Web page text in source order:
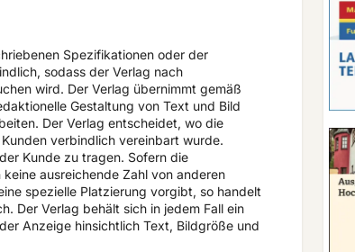
Spezifikationen oder der
sodass der Verlag nach
wird. Der Verlag übernimmt gemäß
Gestaltung von Text und Bild
Der Verlag entscheidet, wo die
verbindlich vereinbart wurde.
Kunde zu tragen. Sofern die
ausreichende Zahl von anderen
spezielle Platzierung vorgibt, so handelt
Der Verlag behält sich in jedem Fall ein
Anzeige hinsichtlich Text, Bildgröße und